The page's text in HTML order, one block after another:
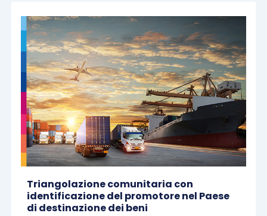
Triangolazione comunitaria con
identificazione del promotore nel Paese
di destinazione dei beni